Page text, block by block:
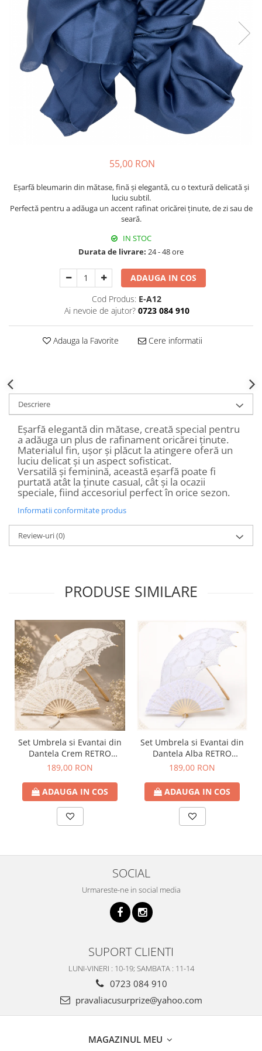
Papioane Cu Model
Cravate
Cravate Ascot Matase
Esarfe Matase & Vascoza
Bretele
Butoni & Ace De Cravata
Portofele & Genti
De Birou
Textile
Cutii Muzicale
Mic Mobilier & Organizare
Aromaterapie
De Gradina
Figurine Spargatorul De Nuci
Figurine & Plusuri
Cani & Cesti Craciun
Decoratiuni Craciun
Sweet Wonderland
Decoratiuni Muzicale
Coronite & Ghirlande
Felicitari, Cutii si Pungi de Cadou
Pahare
Accesorii Bar
Accesorii Servire Argintate
Depozitare Alimente &
Condimente
Utile In Bucatarie
55,00 RON
Eșarfă bleumarin din mătase, fină și elegantă, cu o textură delicată și
luciu subtil.
Perfectă pentru a adăuga un accent rafinat oricărei ținute, de zi sau de
seară.
IN STOC
Durata de livrare: 24 - 48 ore
ADAUGA IN COS
Cod Produs: E-A12
Ai nevoie de ajutor? 0723 084 910
Adauga la Favorite Cere informatii
Descriere
Eșarfă elegantă din mătase, creată special pentru
a adăuga un plus de rafinament oricărei ținute.
Materialul fin, ușor și plăcut la atingere oferă un
luciu delicat și un aspect sofisticat.
Versatilă și feminină, această eșarfă poate fi
purtată atât la ținute casual, cât și la ocazii
speciale, fiind accesoriul perfect în orice sezon.
Informatii conformitate produs
Review-uri(0)
PRODUSE SIMILARE
Set Umbrela si Evantai din
Dantela Crem RETRO
ROMANCE
189,00 RON
ADAUGA IN COS
Set Umbrela si Evantai din
Dantela Alba RETRO
ROMANCE
189,00 RON
ADAUGA IN COS
SOCIAL
Urmareste-ne in social media
SUPORT CLIENTI
LUNI-VINERI : 10-19; SAMBATA : 11-14
0723 084 910
pravaliacusurprize@yahoo.com
MAGAZINUL MEU